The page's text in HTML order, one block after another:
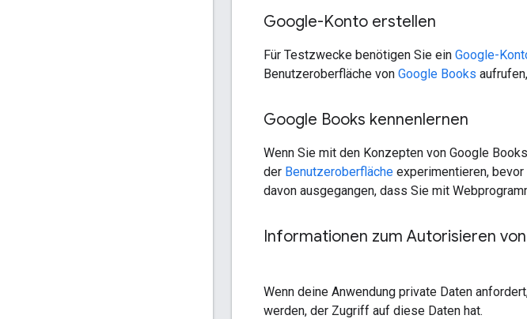
Google-Konto erstellen
Für Testzwecke benötigen Sie ein Google-
Benutzeroberfläche von Google Books
Google Books kennenlernen
Wenn Sie mit den Konzepten von Google
der Benutzeroberfläche experimentieren,
davon ausgegangen, dass Sie mit
Informationen zum Autorisieren
Wenn deine Anwendung private Daten
werden, der Zugriff auf diese Daten hat.